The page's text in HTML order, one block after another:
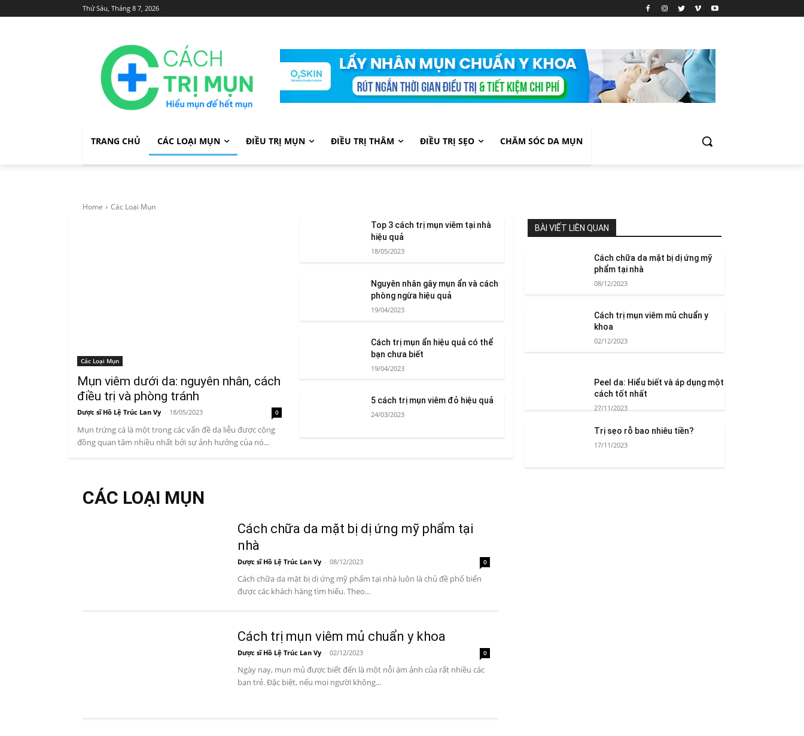
Thứ Sáu, Tháng 8 7, 2026
TRANG CHỦ CÁC LOẠI MỤN ĐIỀU TRỊ MỤN ĐIỀU TRỊ THÂM ĐIỀU TRỊ SẸO CHĂM SÓC DA MỤN
Home Các Loại Mụn
Các Loại Mụn
Mụn viêm dưới da: nguyên nhân, cách
điều trị và phòng tránh
Dược sĩ Hồ Lệ Trúc Lan Vy - 18/05/2023 0
Mụn trứng cá là một trong các vấn đề da liễu được cộng
đồng quan tâm nhiều nhất bởi sự ảnh hưởng của nó...
Top 3 cách trị mụn viêm tại nhà
hiệu quả
18/05/2023
Nguyên nhân gây mụn ẩn và cách
phòng ngừa hiệu quả
19/04/2023
Cách trị mụn ẩn hiệu quả có thể
bạn chưa biết
19/04/2023
5 cách trị mụn viêm đỏ hiệu quả
24/03/2023
CÁC LOẠI MỤN
Cách chữa da mặt bị dị ứng mỹ phẩm tại
nhà
Dược sĩ Hồ Lệ Trúc Lan Vy - 08/12/2023 0
Cách chữa da mặt bị dị ứng mỹ phẩm tại nhà luôn là chủ đề phổ biến
được các khách hàng tìm hiểu. Theo...
Cách trị mụn viêm mủ chuẩn y khoa
Dược sĩ Hồ Lệ Trúc Lan Vy - 02/12/2023 0
Ngày nay, mụn mủ được biết đến là một nỗi ám ảnh của rất nhiều các
bạn trẻ. Đặc biệt, nếu mọi người không...
BÀI VIẾT LIÊN QUAN
Cách chữa da mặt bị dị ứng mỹ
phẩm tại nhà
08/12/2023
Cách trị mụn viêm mủ chuẩn y
khoa
02/12/2023
Peel da: Hiểu biết và áp dụng một
cách tốt nhất
27/11/2023
Trị sẹo rỗ bao nhiêu tiền?
17/11/2023